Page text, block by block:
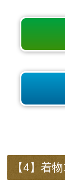
【4】着